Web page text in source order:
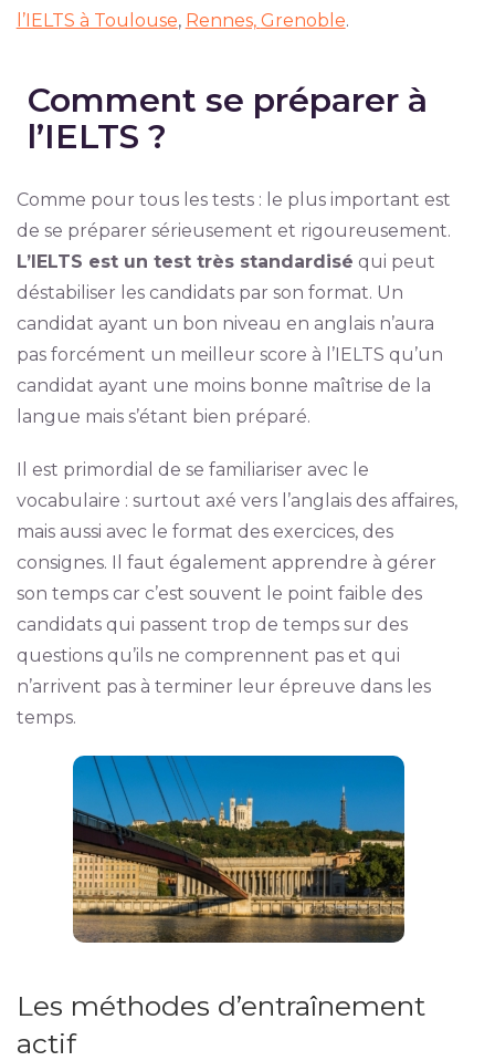
l’IELTS à Toulouse, Rennes, Grenoble.
Comment se préparer à
l’IELTS ?
Comme pour tous les tests : le plus important est
de se préparer sérieusement et rigoureusement.
L’IELTS est un test très standardisé qui peut
déstabiliser les candidats par son format. Un
candidat ayant un bon niveau en anglais n’aura
pas forcément un meilleur score à l’IELTS qu’un
candidat ayant une moins bonne maîtrise de la
langue mais s’étant bien préparé.
Il est primordial de se familiariser avec le
vocabulaire : surtout axé vers l’anglais des affaires,
mais aussi avec le format des exercices, des
consignes. Il faut également apprendre à gérer
son temps car c’est souvent le point faible des
candidats qui passent trop de temps sur des
questions qu’ils ne comprennent pas et qui
n’arrivent pas à terminer leur épreuve dans les
temps.
Les méthodes d’entraînement
actif